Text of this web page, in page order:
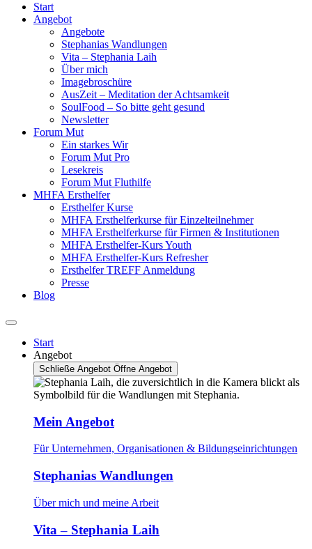
Start
Angebot
Angebote
Stephanias Wandlungen
Vita – Stephania Laih
Über mich
Imagebroschüre
AusZeit – Meditation der Achtsamkeit
SoulFood – So bitte geht gesund
Newsletter
Forum Mut
Ein starkes Wir
Forum Mut Pro
Lesekreis
Forum Mut Fluthilfe
MHFA Ersthelfer
Ersthelfer Kurse
MHFA Ersthelferkurse für Einzelteilnehmer
MHFA Ersthelferkurse für Firmen & Institutionen
MHFA Ersthelfer-Kurs Youth
MHFA Ersthelfer-Kurs Refresher
Ersthelfer TREFF Anmeldung
Presse
Blog
Start
Angebot
Schließe Angebot Öffne Angebot
Mein Angebot
Für Unternehmen, Organisationen & Bildungseinrichtungen
Stephanias Wandlungen
Über mich und meine Arbeit
Vita – Stephania Laih